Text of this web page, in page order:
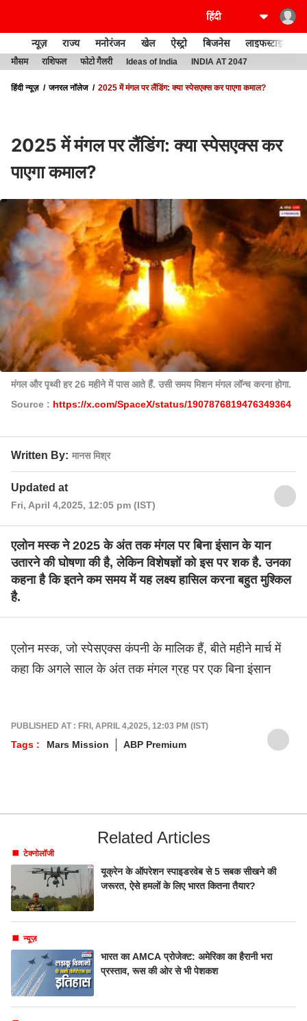
न्यूज़ राज्य मनोरंजन खेल ऐस्ट्रो बिजनेस लाइफस्टाइल
मौसम राशिफल फोटो गैलरी Ideas of India INDIA AT 2047
हिंदी न्यूज़ जनरल नॉलेज 2025 में मंगल पर लैंडिंग: क्या स्पेसएक्स कर पाएगा कमाल?
2025 में मंगल पर लैंडिंग: क्या स्पेसएक्स कर
पाएगा कमाल?
मंगल और पृथ्वी हर 26 महीने में पास आते हैं. उसी समय मिशन मंगल लॉन्च करना होगा.
Source : https://x.com/SpaceX/status/1907876819476349364
Written By: मानस मिश्र
Updated at
Fri, April 4,2025, 12:05 pm (IST)
एलोन मस्क ने 2025 के अंत तक मंगल पर बिना इंसान के यान
उतारने की घोषणा की है, लेकिन विशेषज्ञों को इस पर शक है. उनका
कहना है कि इतने कम समय में यह लक्ष्य हासिल करना बहुत मुश्किल
है.
एलोन मस्क, जो स्पेसएक्स कंपनी के मालिक हैं, बीते महीने मार्च में
कहा कि अगले साल के अंत तक मंगल ग्रह पर एक बिना इंसान
PUBLISHED AT : FRI, APRIL 4,2025, 12:03 PM (IST)
Tags : Mars Mission ABP Premium
Related Articles
टेक्नोलॉजी
यूक्रेन के ऑपरेशन स्पाइडरवेब से 5 सबक सीखने की
जरूरत, ऐसे हमलों के लिए भारत कितना तैयार?
न्यूज़
भारत का AMCA प्रोजेक्ट: अमेरिका का हैरानी भरा
प्रस्ताव, रूस की ओर से भी पेशकश